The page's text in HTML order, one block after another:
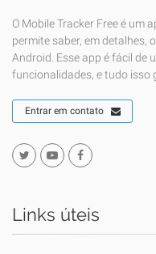
O Mobile Tracker Free é um
permite saber, em detalhes,
Android. Esse app é fácil de
funcionalidades, e tudo isso
Entrar em contato
Links úteis